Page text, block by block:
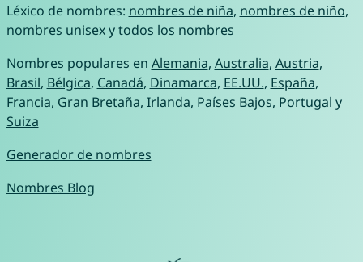
Léxico de nombres: nombres de niña, nombres de niño,
nombres unisexytodos los nombres
Nombres populares en Alemania, Australia, Austria,
Brasil, Bélgica, Canadá, Dinamarca, EE.UU., España,
Francia, Gran Bretaña, Irlanda, Países Bajos, Portugal y
Suiza
Generador de nombres
Nombres Blog